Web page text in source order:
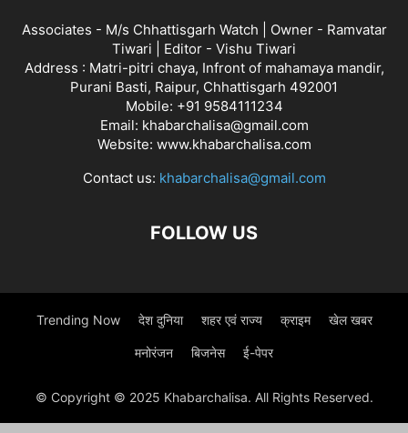
Associates - M/s Chhattisgarh Watch | Owner - Ramvatar
Tiwari | Editor - Vishu Tiwari
Address : Matri-pitri chaya, Infront of mahamaya mandir,
Purani Basti, Raipur, Chhattisgarh 492001
Mobile: +91 9584111234
Email: khabarchalisa@gmail.com
Website: www.khabarchalisa.com
Contact us: khabarchalisa@gmail.com
FOLLOW US
Trending Now देश दुनिया शहर एवं राज्य क्राइम खेल खबर
मनोरंजन बिजनेस ई-पेपर
© Copyright © 2025 Khabarchalisa. All Rights Reserved.